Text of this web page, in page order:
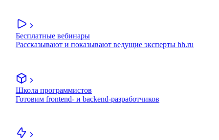
Бесплатные вебинары
Рассказывают и показывают ведущие эксперты hh.ru
Школа программистов
Готовим frontend- и backend-разработчиков